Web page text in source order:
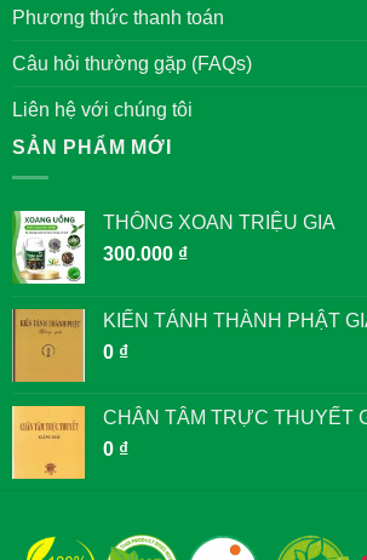
Phương thức thanh toán
Câu hỏi thường gặp (FAQs)
Liên hệ với chúng tôi
SẢN PHẨM MỚI
THÔNG XOAN TRIỆU GIA
300.000 ₫
KIẾN TÁNH THÀNH PHẬT
0 ₫
CHÂN TÂM TRỰC THUYẾT
0 ₫